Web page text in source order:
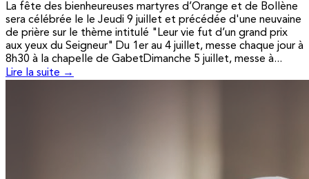
La fête des bienheureuses martyres d’Orange et de Bollène
sera célébrée le le Jeudi 9 juillet et précédée d'une neuvaine
de prière sur le thème intitulé "Leur vie fut d’un grand prix
aux yeux du Seigneur" Du 1er au 4 juillet, messe chaque jour à
8h30 à la chapelle de GabetDimanche 5 juillet, messe à...
Lire la suite →